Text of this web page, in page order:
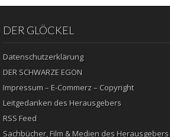
DER GLÖCKEL
Datenschutzerklärung
DER SCHWARZE EGON
Impressum – E-Commerz – Copyright
Leitgedanken des Herausgebers
RSS Feed
Sachbücher, Film & Medien des Herausgebers